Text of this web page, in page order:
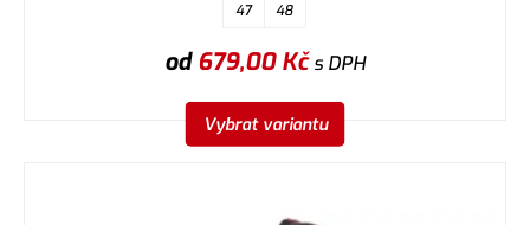
47
48
od679,00Kčs DPH
Vybrat variantu